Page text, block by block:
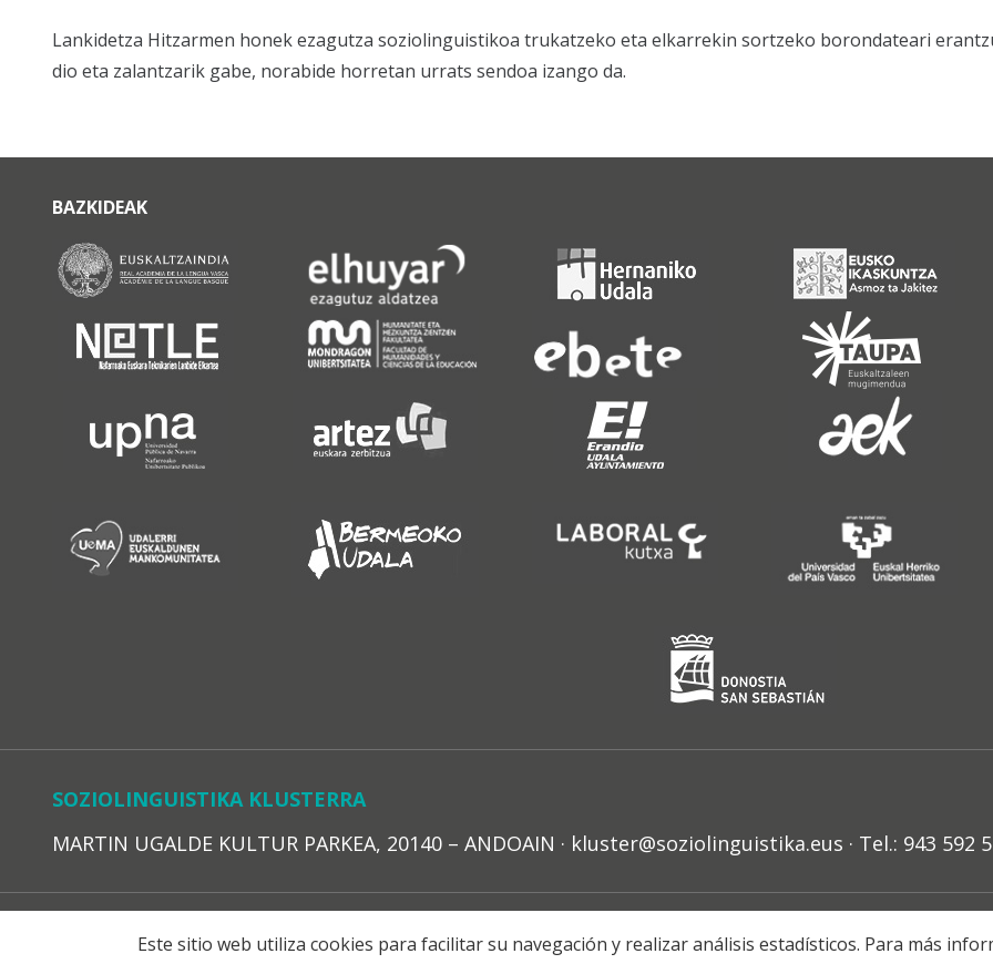
Lankidetza Hitzarmen honek ezagutza soziolinguistikoa trukatzeko eta elkarrekin sortzeko borondateari
dio eta zalantzarik gabe, norabide horretan urrats sendoa izango da.
BAZKIDEAK
SOZIOLINGUISTIKA KLUSTERRA
MARTIN UGALDE KULTUR PARKEA, 20140 – ANDOAIN · kluster@soziolinguistika.eus · Tel.: 943 592
Este sitio web utiliza cookies para facilitar su navegación y realizar análisis estadísticos. Para más